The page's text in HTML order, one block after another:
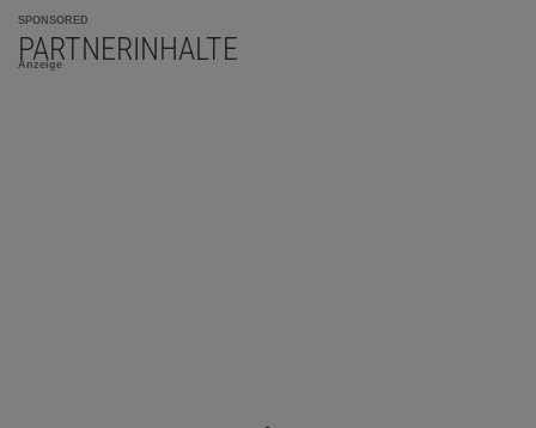
SPONSORED
PARTNERINHALTE
Anzeige